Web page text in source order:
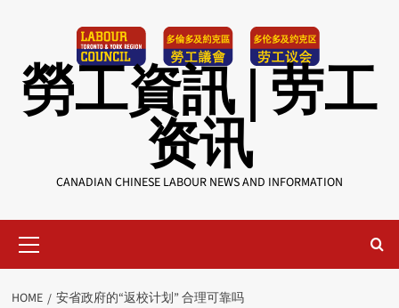
勞工資訊 | 劳工
资讯
CANADIAN CHINESE LABOUR NEWS AND INFORMATION
Menu
HOME 安省政府的“返校计划” 合理可靠吗